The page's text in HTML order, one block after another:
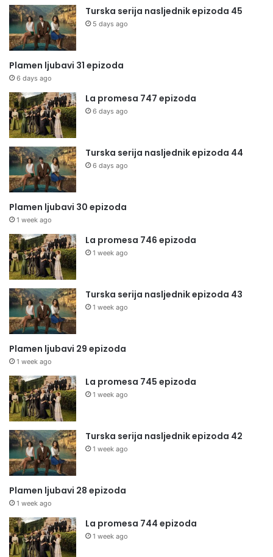
Turska serija nasljednik epizoda 45
5 days ago
Plamen ljubavi 31 epizoda
6 days ago
La promesa 747 epizoda
6 days ago
Turska serija nasljednik epizoda 44
6 days ago
Plamen ljubavi 30 epizoda
1 week ago
La promesa 746 epizoda
1 week ago
Turska serija nasljednik epizoda 43
1 week ago
Plamen ljubavi 29 epizoda
1 week ago
La promesa 745 epizoda
1 week ago
Turska serija nasljednik epizoda 42
1 week ago
Plamen ljubavi 28 epizoda
1 week ago
La promesa 744 epizoda
1 week ago